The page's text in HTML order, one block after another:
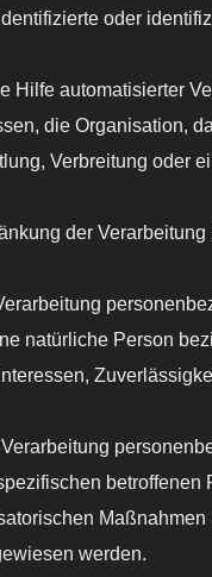
oder
automatisierter
die Organisation,
Verbreitung oder
der
natürliche Person
werden.